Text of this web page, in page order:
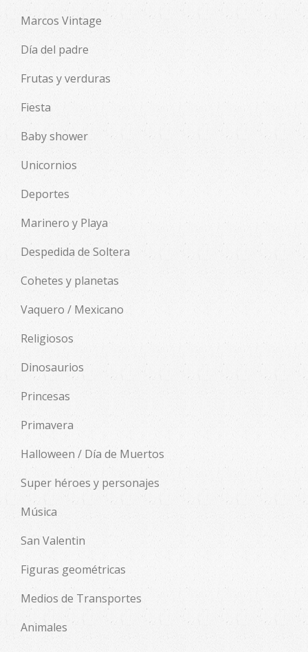
Marcos Vintage
Día del padre
Frutas y verduras
Fiesta
Baby shower
Unicornios
Deportes
Marinero y Playa
Despedida de Soltera
Cohetes y planetas
Vaquero / Mexicano
Religiosos
Dinosaurios
Princesas
Primavera
Halloween / Día de Muertos
Super héroes y personajes
Música
San Valentin
Figuras geométricas
Medios de Transportes
Animales